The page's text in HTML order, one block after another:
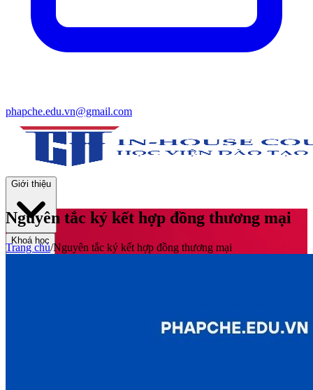
phapche.edu.vn@gmail.com
Giới thiệu
Khoá học
Nguyên tắc ký kết hợp đồng thương mại
Trang chủ/Nguyên tắc ký kết hợp đồng thương mại